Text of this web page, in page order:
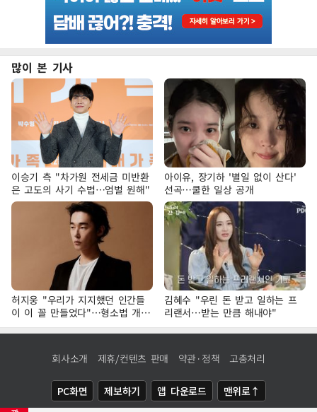
많이 본 기사
이승기 측 "차가원 전세금 미반환
은 고도의 사기 수법…엄벌 원해"
아이유, 장기하 '별일 없이 산다'
선곡…쿨한 일상 공개
허지웅 "우리가 지지했던 인간들
이 이 꼴 만들었다"…형소법 개정
에 격한 반응
김혜수 "우린 돈 받고 일하는 프
리랜서…받는 만큼 해내야"
회사소개 제휴/컨텐츠 판매 약관·정책 고충처리
PC화면 제보하기 앱 다운로드 맨위로↑